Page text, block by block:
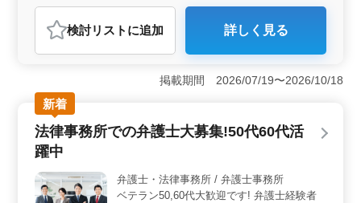
おすすめポイント
＜高収入と柔軟な雇用形態＞ この求人は、年収600万
円〜1000万円の高収入を提供し、正社員、契約社員、業
務委託といった柔軟な雇用形態が選べます。自分の生活
スタイルやキャリアプランに合わせて働くことが可能
で、経済的な安定を図ることができます。 ＜シニア
世代に優しい職場環境＞ 50代や60代のベテラン弁護士
が活躍している職場です。残業が少なく、ワークライフ
近くの便利な立地にあるため、通勤も快適です。 ＜
幅広い刑事事件の取り扱い＞ この職場では、殺人、放
検討リスト に追加 詳しく見る
掲載期間 2026/07/19〜2026/10/18
新着
法律事務所での弁護士大募集!50代60代活
躍中
弁護士・法律事務所 / 弁護士事務所
ベテラン50,60代大歓迎です! 弁護士経験者